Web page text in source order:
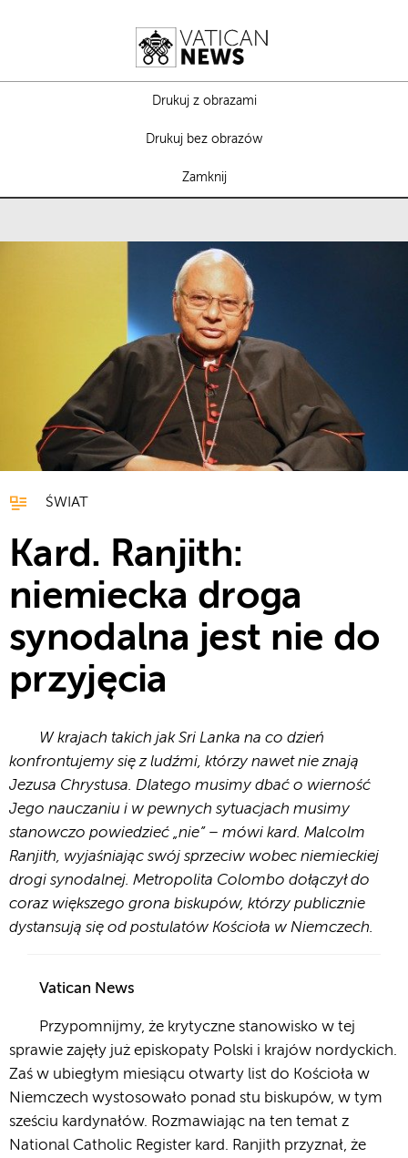
Drukuj z obrazami
Drukuj bez obrazów
Zamknij
ŚWIAT
Kard. Ranjith:
niemiecka droga
synodalna jest nie do
przyjęcia
W krajach takich jak Sri Lanka na co dzień
konfrontujemy się z ludźmi, którzy nawet nie znają
Jezusa Chrystusa. Dlatego musimy dbać o wierność
Jego nauczaniu i w pewnych sytuacjach musimy
stanowczo powiedzieć „nie” – mówi kard. Malcolm
Ranjith, wyjaśniając swój sprzeciw wobec niemieckiej
drogi synodalnej. Metropolita Colombo dołączył do
coraz większego grona biskupów, którzy publicznie
dystansują się od postulatów Kościoła w Niemczech.
Vatican News
Przypomnijmy, że krytyczne stanowisko w tej
sprawie zajęły już episkopaty Polski i krajów nordyckich.
Zaś w ubiegłym miesiącu otwarty list do Kościoła w
Niemczech wystosowało ponad stu biskupów, w tym
sześciu kardynałów. Rozmawiając na ten temat z
National Catholic Register kard. Ranjith przyznał, że